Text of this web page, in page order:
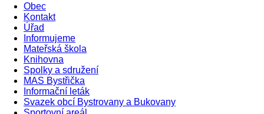
Obec
Kontakt
Úřad
Informujeme
Mateřská škola
Knihovna
Spolky a sdružení
MAS Bystřička
Informační leták
Svazek obcí Bystrovany a Bukovany